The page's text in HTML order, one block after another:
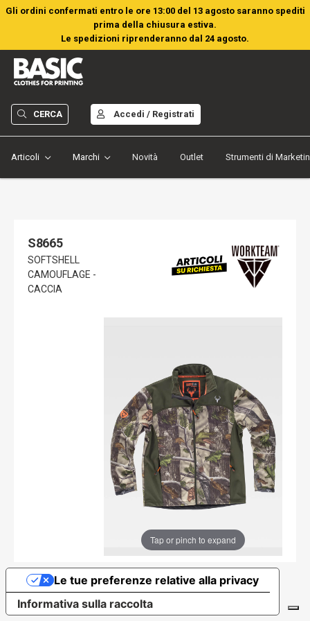
Gli ordini confermati entro le ore 13:00 del 13 agosto saranno spediti
prima della chiusura estiva.
Le spedizioni riprenderanno dal 24 agosto.
Articoli Marchi Novità Outlet Strumenti di
CERCA Accedi / Registrati
S8665
SOFTSHELL
CAMOUFLAGE -
CACCIA
Tap or pinch to expand
Informativa sulla raccolta
Le tue preferenze relative alla privacy